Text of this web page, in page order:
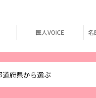
道府県から選ぶ
医人VOICE 名